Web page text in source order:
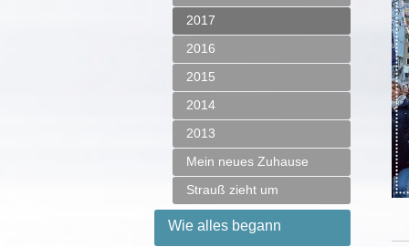
2017
2016
2015
2014
2013
Mein neues Zuhause
Strauß zieht um
Wie alles begann